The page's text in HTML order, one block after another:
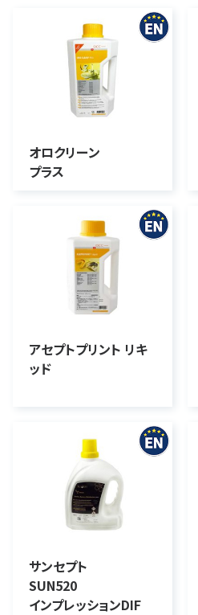
オロクリーン
プラス
アセプトプリント リキ
ッド
サンセプト
SUN520
インプレッションDIF